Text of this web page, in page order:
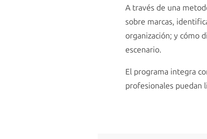
A través de una
sobre marcas,
organización; y cómo
escenario.
El programa integra
profesionales puedan